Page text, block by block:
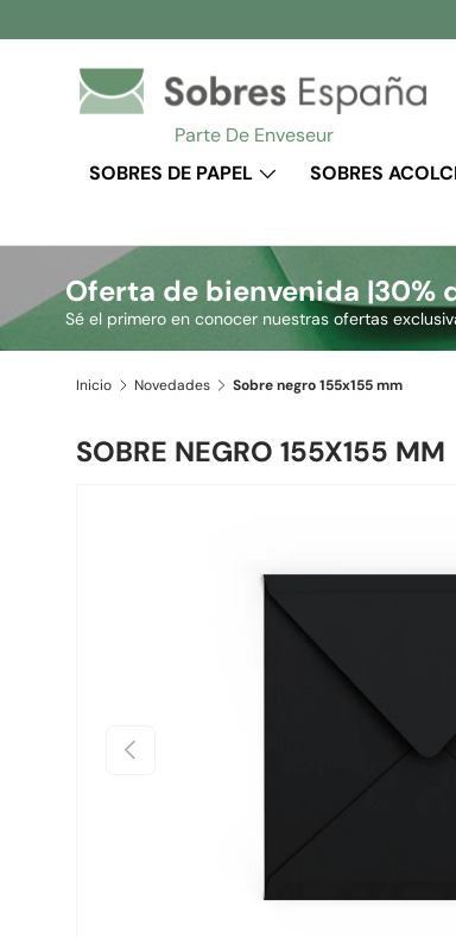
Ir al contenido
Parte De Enveseur
SOBRES DE PAPEL SOBRES
Oferta de bienvenida |30%
Sé el primero en conocer nuestras ofertas
Inicio Novedades Sobre negro 155x155 mm
SOBRE NEGRO 155X155 MM
Anterior